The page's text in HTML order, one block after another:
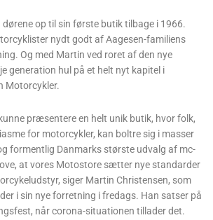
op til sin første butik tilbage i 1966.
nydt godt af Aagesen-familiens
Og med Martin ved roret af den nye
generation hul på et helt nyt kapitel i
Motorcykler.
præsentere en helt unik butik, hvor folk,
for motorcykler, kan boltre sig i masser
formentlig Danmarks største udvalg af mc-
at vores Motostore sætter nye standarder
siger Martin Christensen, som
i sin nye forretning i fredags. Han satser på
når corona-situationen tillader det.